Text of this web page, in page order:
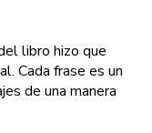
libro hizo que
Cada frase es un
de una manera